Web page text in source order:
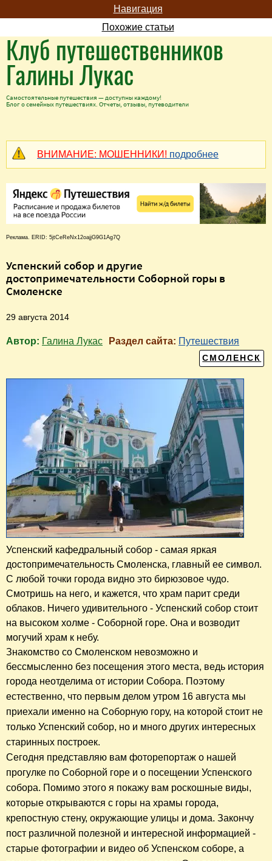
Навигация
Похожие статьи
Клуб путешественников
Галины Лукас
Самостоятельные путешествия — доступны каждому!
Блог о семейных путешествиях. Отчеты, отзывы, путеводители
ВНИМАНИЕ: МОШЕННИКИ! подробнее
Реклама. ERID: 5jtCeReNx12oajjG9G1Ag7Q
Успенский собор и другие
достопримечательности Соборной горы в
Смоленске
29 августа 2014
Автор: Галина Лукас Раздел сайта: Путешествия
СМОЛЕНСК
Успенский кафедральный собор - самая яркая
достопримечательность Смоленска, главный ее символ.
С любой точки города видно это бирюзовое чудо.
Смотришь на него, и кажется, что храм парит среди
облаков. Ничего удивительного - Успенский собор стоит
на высоком холме - Соборной горе. Она и возводит
могучий храм к небу.
Знакомство со Смоленском невозможно и
бессмысленно без посещения этого места, ведь история
города неотделима от истории Собора. Поэтому
естественно, что первым делом утром 16 августа мы
приехали именно на Соборную гору, на которой стоит не
только Успенский собор, но и много других интересных
старинных построек.
Сегодня представляю вам фоторепортаж о нашей
прогулке по Соборной горе и о посещении Успенского
собора. Помимо этого я покажу вам роскошные виды,
которые открываются с горы на храмы города,
крепостную стену, окружающие улицы и дома. Закончу
пост различной полезной и интересной информацией -
старые фотографии и видео об Успенском соборе, а